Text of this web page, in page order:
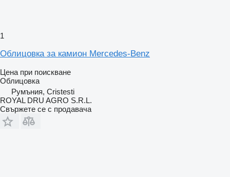
1
Облицовка за камион Mercedes-Benz
Цена при поискване
Облицовка
Румъния, Cristesti
ROYAL DRU AGRO S.R.L.
Свържете се с продавача